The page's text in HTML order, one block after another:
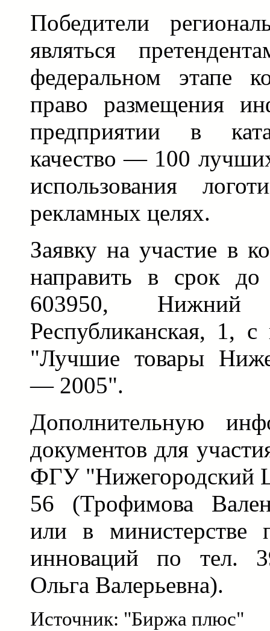
Победители
являться
федеральном этапе
право размещения
предприятии в
качество — 100
использования
рекламных целях.
Заявку на участие в
направить в срок
603950, Нижний
Республиканская, 1,
"Лучшие товары
— 2005".
Дополнительную
документов для
ФГУ "Нижегородский
56 (Трофимова
или в министерстве
инноваций по тел.
Ольга Валерьевна).
Источник: "Биржа плюс"